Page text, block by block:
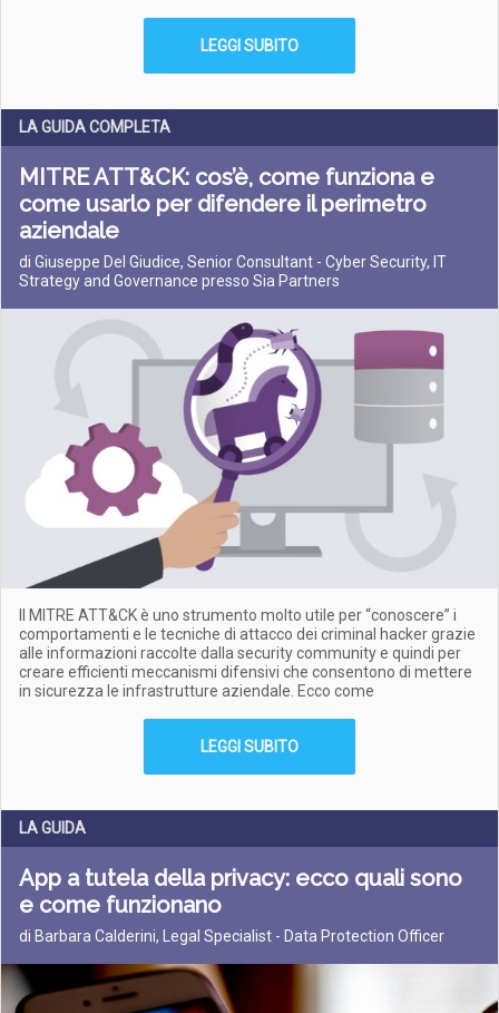
LEGGI SUBITO
LA GUIDA COMPLETA
MITRE ATT&CK: cos’è, come funziona e
come usarlo per difendere il perimetro
aziendale
di Giuseppe Del Giudice, Senior Consultant - Cyber Security, IT
Strategy and Governance presso Sia Partners
Il MITRE ATT&CK è uno strumento molto utile per “conoscere” i
comportamenti e le tecniche di attacco dei criminal hacker grazie
alle informazioni raccolte dalla security community e quindi per
creare efficienti meccanismi difensivi che consentono di mettere
in sicurezza le infrastrutture aziendale. Ecco come
LEGGI SUBITO
LA GUIDA
App a tutela della privacy: ecco quali sono
e come funzionano
di Barbara Calderini, Legal Specialist - Data Protection Officer